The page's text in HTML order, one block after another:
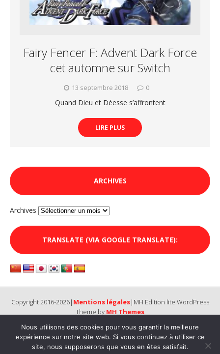
Fairy Fencer F: Advent Dark Force
cet automne sur Switch
13 septembre 2018 0
Quand Dieu et Déesse s’affrontent
LIRE PLUS
ARCHIVES
Archives
TRANSLATE (VIA GOOGLE TRANSLATE):
Copyright 2016-2026| Mentions légales|MH Edition lite WordPress
Theme by MH Themes
Nous utilisons des cookies pour vous garantir la meilleure
expérience sur notre site web. Si vous continuez à utiliser ce
site, nous supposerons que vous en êtes satisfait.